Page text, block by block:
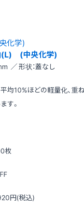
(L) (中央化学)
／ 形状：蓋なし
均10%ほどの軽量化、重
す。
枚
円(税込)